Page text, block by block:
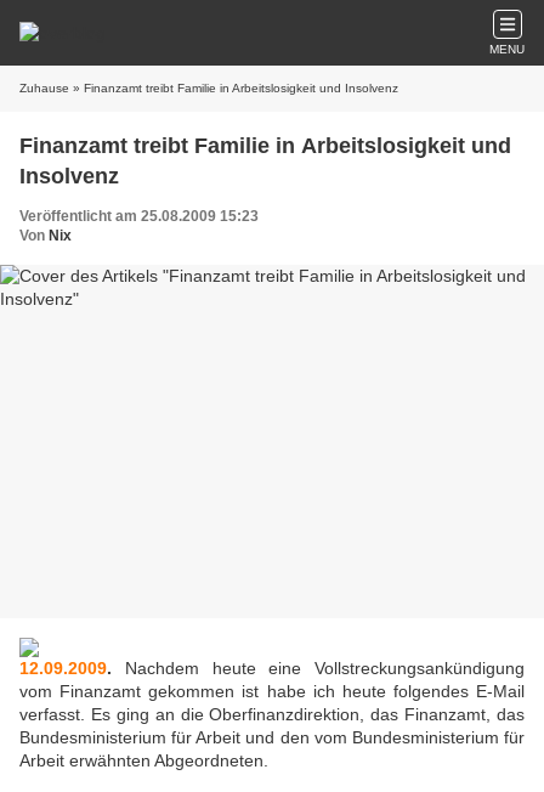
MENU
Zuhause » Finanzamt treibt Familie in Arbeitslosigkeit und Insolvenz
Finanzamt treibt Familie in Arbeitslosigkeit und
Insolvenz
Veröffentlicht am 25.08.2009 15:23
Von Nix
12.09.2009. Nachdem heute eine Vollstreckungsankündigung
vom Finanzamt gekommen ist habe ich heute folgendes E-Mail
verfasst. Es ging an die Oberfinanzdirektion, das Finanzamt, das
Bundesministerium für Arbeit und den vom Bundesministerium für
Arbeit erwähnten Abgeordneten.